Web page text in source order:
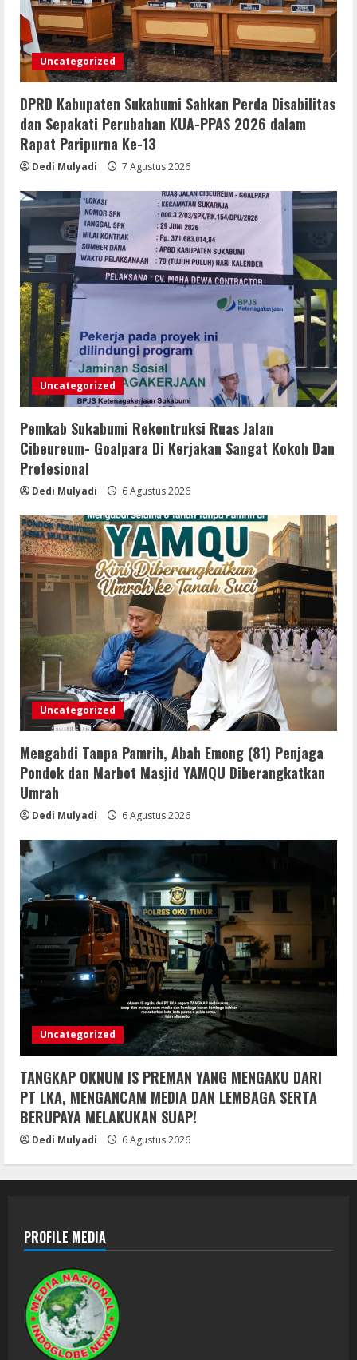
4
TANGKAP OKNUM IS PREMAN YANG
MENGAKU DARI PT LKA, MENGANCAM
MEDIA DAN LEMBAGA SERTA BERUPAYA
MELAKUKAN SUAP!
6 Agustus 2026
Bupati Buol dan Wakil Bupati Hadiri
Peringatan Maulid Arbain ke-7 di
Uncategorized
DPRD Kabupaten Sukabumi Sahkan Perda Disabilitas
dan Sepakati Perubahan KUA-PPAS 2026 dalam
Rapat Paripurna Ke-13
Dedi Mulyadi 7 Agustus 2026
Uncategorized
Pemkab Sukabumi Rekontruksi Ruas Jalan
Cibeureum- Goalpara Di Kerjakan Sangat Kokoh Dan
Profesional
Dedi Mulyadi 6 Agustus 2026
Uncategorized
Mengabdi Tanpa Pamrih, Abah Emong (81) Penjaga
Pondok dan Marbot Masjid YAMQU Diberangkatkan
Umrah
Dedi Mulyadi 6 Agustus 2026
Uncategorized
TANGKAP OKNUM IS PREMAN YANG MENGAKU DARI
PT LKA, MENGANCAM MEDIA DAN LEMBAGA SERTA
BERUPAYA MELAKUKAN SUAP!
Dedi Mulyadi 6 Agustus 2026
PROFILE MEDIA